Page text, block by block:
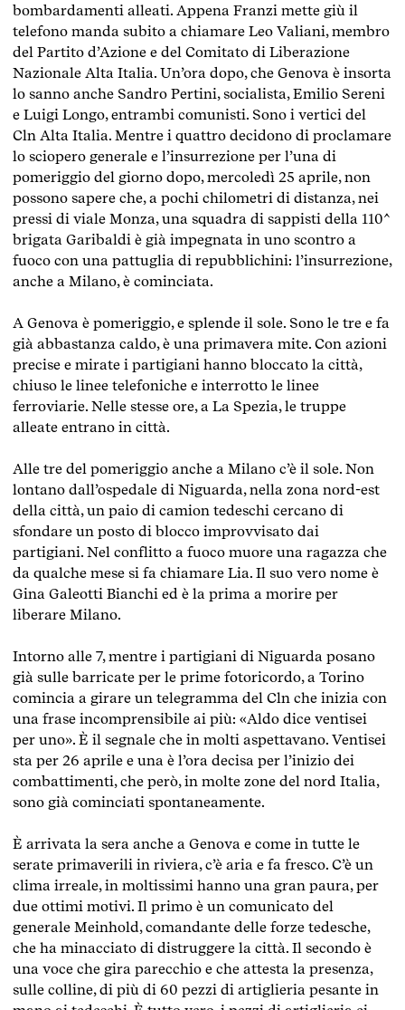
bombardamenti alleati. Appena Franzi mette giù il
telefono manda subito a chiamare Leo Valiani, membro
del Partito d’Azione e del Comitato di Liberazione
Nazionale Alta Italia. Un’ora dopo, che Genova è insorta
lo sanno anche Sandro Pertini, socialista, Emilio Sereni
e Luigi Longo, entrambi comunisti. Sono i vertici del
Cln Alta Italia. Mentre i quattro decidono di proclamare
lo sciopero generale e l’insurrezione per l’una di
pomeriggio del giorno dopo, mercoledì 25 aprile, non
possono sapere che, a pochi chilometri di distanza, nei
pressi di viale Monza, una squadra di sappisti della 110^
brigata Garibaldi è già impegnata in uno scontro a
fuoco con una pattuglia di repubblichini: l’insurrezione,
anche a Milano, è cominciata.
A Genova è pomeriggio, e splende il sole. Sono le tre e fa
già abbastanza caldo, è una primavera mite. Con azioni
precise e mirate i partigiani hanno bloccato la città,
chiuso le linee telefoniche e interrotto le linee
ferroviarie. Nelle stesse ore, a La Spezia, le truppe
alleate entrano in città.
Alle tre del pomeriggio anche a Milano c’è il sole. Non
lontano dall’ospedale di Niguarda, nella zona nord-est
della città, un paio di camion tedeschi cercano di
sfondare un posto di blocco improvvisato dai
partigiani. Nel conflitto a fuoco muore una ragazza che
da qualche mese si fa chiamare Lia. Il suo vero nome è
Gina Galeotti Bianchi ed è la prima a morire per
liberare Milano.
Intorno alle 7, mentre i partigiani di Niguarda posano
già sulle barricate per le prime fotoricordo, a Torino
comincia a girare un telegramma del Cln che inizia con
una frase incomprensibile ai più: «Aldo dice ventisei
per uno». È il segnale che in molti aspettavano. Ventisei
sta per 26 aprile e una è l’ora decisa per l’inizio dei
combattimenti, che però, in molte zone del nord Italia,
sono già cominciati spontaneamente.
È arrivata la sera anche a Genova e come in tutte le
serate primaverili in riviera, c’è aria e fa fresco. C’è un
clima irreale, in moltissimi hanno una gran paura, per
due ottimi motivi. Il primo è un comunicato del
generale Meinhold, comandante delle forze tedesche,
che ha minacciato di distruggere la città. Il secondo è
una voce che gira parecchio e che attesta la presenza,
sulle colline, di più di 60 pezzi di artiglieria pesante in